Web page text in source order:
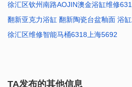
徐汇区钦州南路AOJIN澳金浴缸维修
翻新亚克力浴缸 翻新陶瓷台盆釉面 浴
徐汇区维修智能马桶6318上海5692
TA发布的其他信息